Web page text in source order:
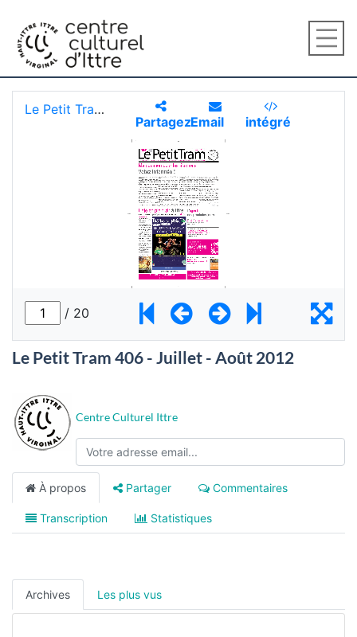
Le Petit Tram 406 - Juillet - Août 2012
Centre Culturel Ittre
À propos Partager Commentaires
Transcription Statistiques
Archives Les plus vus